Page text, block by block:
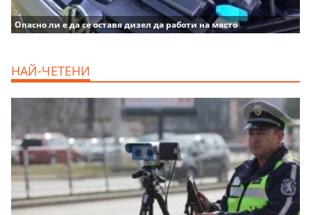
Опасно ли е да се оставя дизел да работи на място
НАЙ-ЧЕТЕНИ